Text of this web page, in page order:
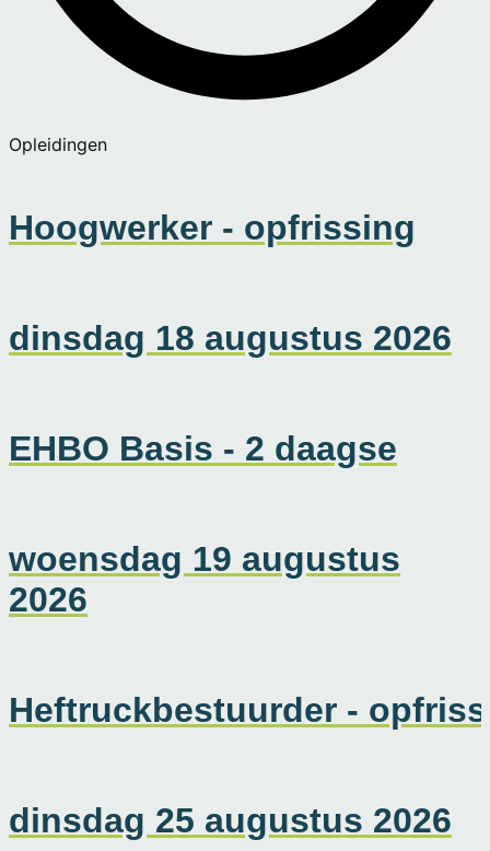
Opleidingen
Hoogwerker - opfrissing
dinsdag 18 augustus 2026
EHBO Basis - 2 daagse
woensdag 19 augustus
2026
Heftruckbestuurder -
dinsdag 25 augustus 2026